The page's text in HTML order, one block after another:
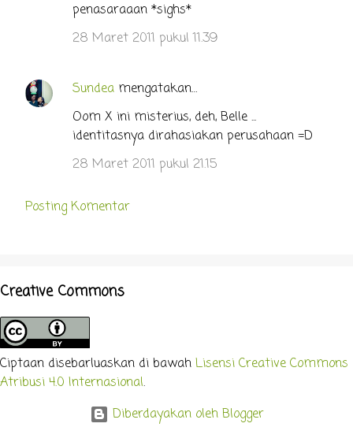
penasaraaan *sighs*
28 Maret 2011 pukul 11.39
Sundea mengatakan…
Oom X ini misterius, deh, Belle ...
identitasnya dirahasiakan perusahaan =D
28 Maret 2011 pukul 21.15
Posting Komentar
Creative Commons
Ciptaan disebarluaskan di bawah Lisensi Creative Commons
Atribusi 4.0 Internasional.
Diberdayakan oleh Blogger